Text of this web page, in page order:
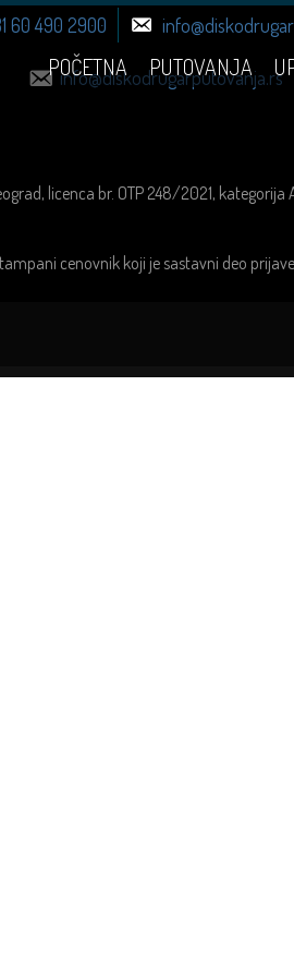
60 490 2900
POČETNA PUTOVANJA
info@diskodrugarputovanja.rs
licenca br. OTP 248/2021, kategorija
cenovnik koji je sastavni deo